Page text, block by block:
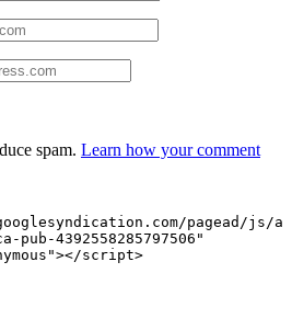
spam. Learn how your comment
pagead/js/a
4392558285797506"
script>